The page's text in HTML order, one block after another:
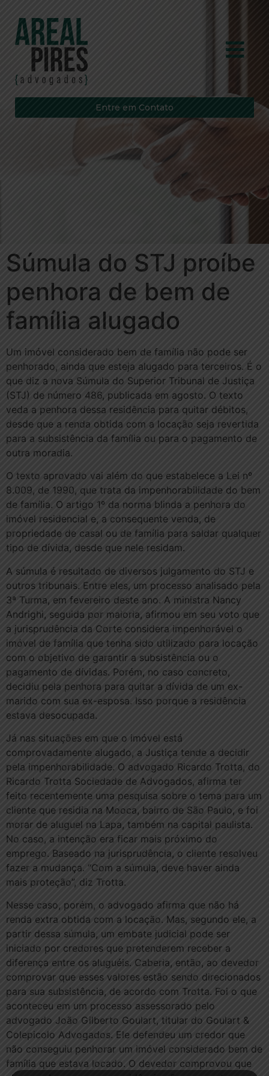
Entre em Contato
Súmula do STJ proíbe
penhora de bem de
família alugado
Um imóvel considerado bem de família não pode ser
penhorado, ainda que esteja alugado para terceiros. É o
que diz a nova Súmula do Superior Tribunal de Justiça
(STJ) de número 486, publicada em agosto. O texto
veda a penhora dessa residência para quitar débitos,
desde que a renda obtida com a locação seja revertida
para a subsistência da família ou para o pagamento de
outra moradia.
O texto aprovado vai além do que estabelece a Lei nº
8.009, de 1990, que trata da impenhorabilidade do bem
de família. O artigo 1º da norma blinda a penhora do
imóvel residencial e, a consequente venda, de
propriedade de casal ou de família para saldar qualquer
tipo de dívida, desde que nele residam.
A súmula é resultado de diversos julgamento do STJ e
outros tribunais. Entre eles, um processo analisado pela
3ª Turma, em fevereiro deste ano. A ministra Nancy
Andrighi, seguida por maioria, afirmou em seu voto que
a jurisprudência da Corte considera impenhorável o
imóvel de família que tenha sido utilizado para locação
com o objetivo de garantir a subsistência ou o
pagamento de dívidas. Porém, no caso concreto,
decidiu pela penhora para quitar a dívida de um ex-
marido com sua ex-esposa. Isso porque a residência
estava desocupada.
Já nas situações em que o imóvel está
comprovadamente alugado, a Justiça tende a decidir
pela impenhorabilidade. O advogado Ricardo Trotta, do
Ricardo Trotta Sociedade de Advogados, afirma ter
feito recentemente uma pesquisa sobre o tema para um
cliente que residia na Mooca, bairro de São Paulo, e foi
morar de aluguel na Lapa, também na capital paulista.
No caso, a intenção era ficar mais próximo do
emprego. Baseado na jurisprudência, o cliente resolveu
fazer a mudança. “Com a súmula, deve haver ainda
mais proteção”, diz Trotta.
Nesse caso, porém, o advogado afirma que não há
renda extra obtida com a locação. Mas, segundo ele, a
partir dessa súmula, um embate judicial pode ser
iniciado por credores que pretenderem receber a
diferença entre os aluguéis. Caberia, então, ao devedor
comprovar que esses valores estão sendo direcionados
para sua subsistência, de acordo com Trotta. Foi o que
aconteceu em um processo assessorado pelo
advogado João Gilberto Goulart, titular do Goulart &
Colepicolo Advogados. Ele defendeu um credor que
não conseguiu penhorar um imóvel considerado bem de
família que estava locado. O devedor comprovou que